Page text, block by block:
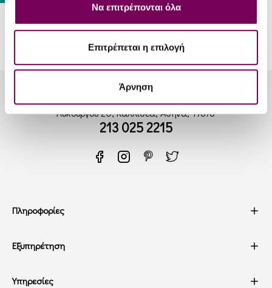
Να επιτρέπονται όλα
Επιτρέπεται η επιλογή
Άρνηση
Λυκούργου 20, Καλλιθέα, Αθήνα, 17676
213 025 2215
Πληροφορίες
Εξυπηρέτηση
Υπηρεσίες